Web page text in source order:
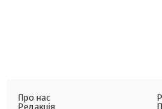
Про нас
Редакція